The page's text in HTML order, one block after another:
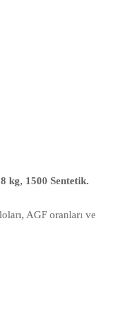
kg, 1500 Sentetik.
AGF oranları ve